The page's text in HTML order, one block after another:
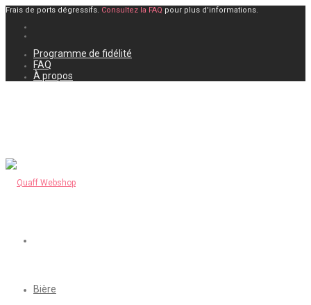
Frais de ports dégressifs. Consultez la FAQ pour plus d'informations.
Programme de fidélité
FAQ
À propos
Bière